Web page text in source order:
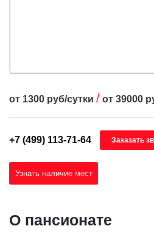
от 1300 руб/сутки / от 39000
+7 (499) 113-71-64 Заказать
Узнать наличие мест
О пансионате